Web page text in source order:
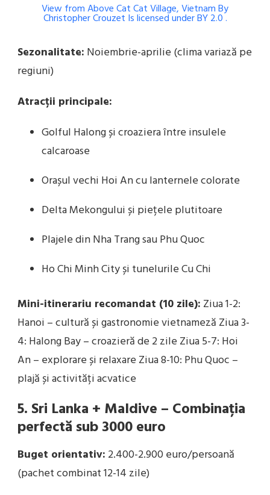
View from Above Cat Cat Village, VietnamBy
Christopher Crouzet Is licensed underBY 2.0.
Sezonalitate: Noiembrie-aprilie (clima variază pe
regiuni)
Atracții principale:
Golful Halong și croaziera între insulele
calcaroase
Orașul vechi Hoi An cu lanternele colorate
Delta Mekongului și piețele plutitoare
Plajele din Nha Trang sau Phu Quoc
Ho Chi Minh City și tunelurile Cu Chi
Mini-itinerariu recomandat (10 zile): Ziua 1-2:
Hanoi – cultură și gastronomie vietnameză Ziua 3-
4: Halong Bay – croazieră de 2 zile Ziua 5-7: Hoi
An – explorare și relaxare Ziua 8-10: Phu Quoc –
plajă și activități acvatice
5. Sri Lanka + Maldive – Combinația
perfectă sub 3000 euro
Buget orientativ: 2.400-2.900 euro/persoană
(pachet combinat 12-14 zile)